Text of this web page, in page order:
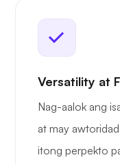
Versatility at
Nag-aalok ang
at may
itong perpekto